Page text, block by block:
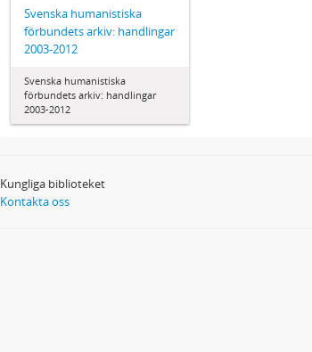
Svenska humanistiska
förbundets arkiv: handlingar
2003-2012
Svenska humanistiska
förbundets arkiv: handlingar
2003-2012
Kungliga biblioteket
Kontakta oss